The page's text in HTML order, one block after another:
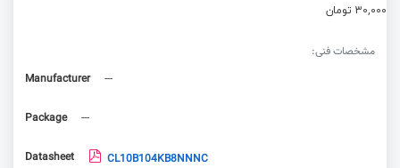
30,000 تومان
مشخصات فنی:
Manufacturer
---
Package ---
Datasheet CL10B104KB8NNNC